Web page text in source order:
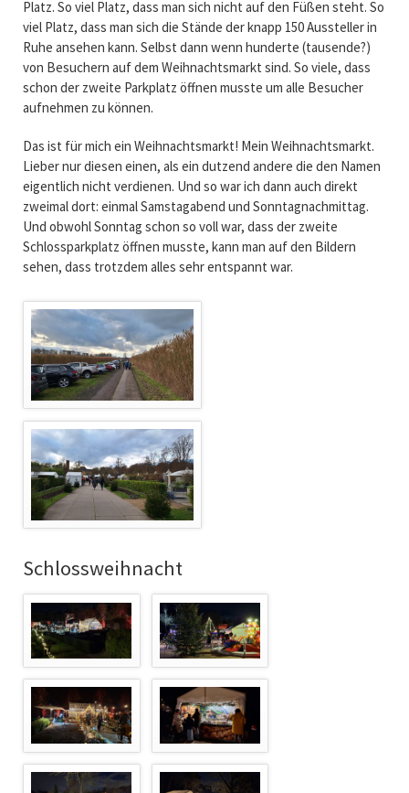
Platz. So viel Platz, dass man sich nicht auf den Füßen steht. So
viel Platz, dass man sich die Stände der knapp 150 Aussteller in
Ruhe ansehen kann. Selbst dann wenn hunderte (tausende?)
von Besuchern auf dem Weihnachtsmarkt sind. So viele, dass
schon der zweite Parkplatz öffnen musste um alle Besucher
aufnehmen zu können.
Das ist für mich ein Weihnachtsmarkt! Mein Weihnachtsmarkt.
Lieber nur diesen einen, als ein dutzend andere die den Namen
eigentlich nicht verdienen. Und so war ich dann auch direkt
zweimal dort: einmal Samstagabend und Sonntagnachmittag.
Und obwohl Sonntag schon so voll war, dass der zweite
Schlossparkplatz öffnen musste, kann man auf den Bildern
sehen, dass trotzdem alles sehr entspannt war.
Schlossweihnacht